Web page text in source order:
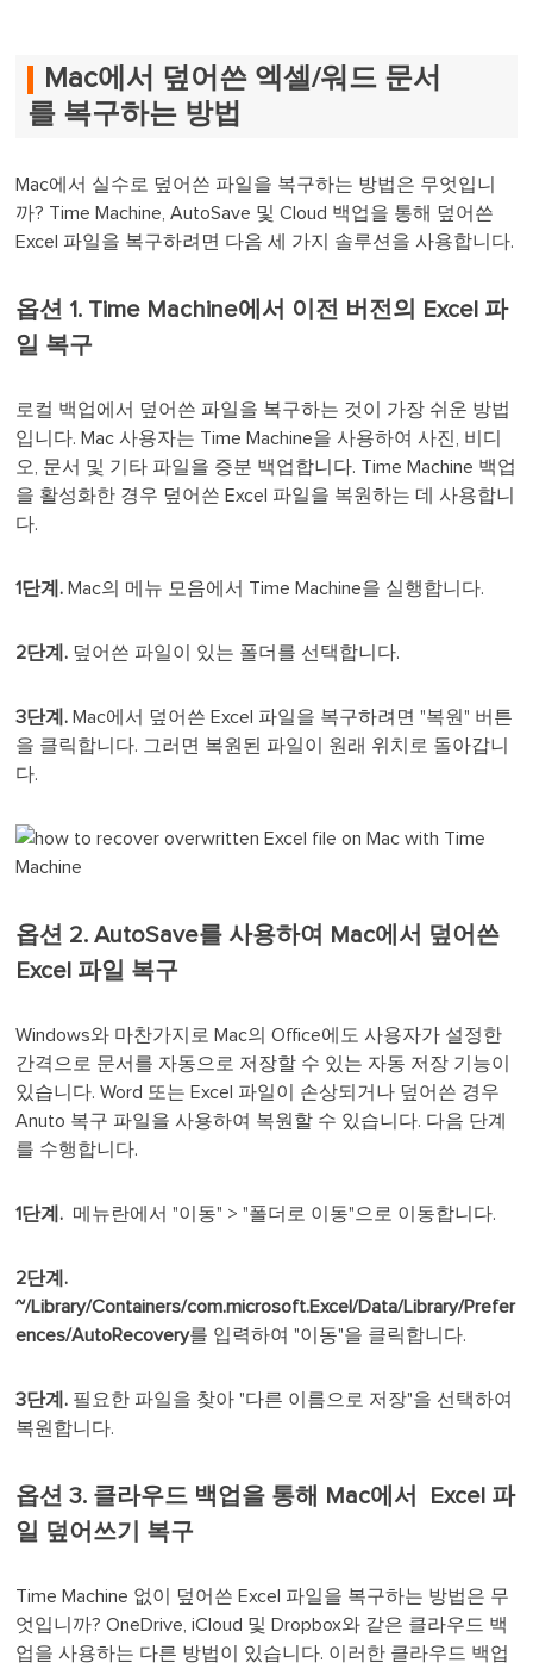
Mac에서 덮어쓴 엑셀/워드 문서
를 복구하는 방법
Mac에서 실수로 덮어쓴 파일을 복구하는 방법은 무엇입니
까? Time Machine, AutoSave 및 Cloud 백업을 통해 덮어쓴
Excel 파일을 복구하려면 다음 세 가지 솔루션을 사용합니다.
옵션 1. Time Machine에서 이전 버전의 Excel 파
일 복구
로컬 백업에서 덮어쓴 파일을 복구하는 것이 가장 쉬운 방법
입니다. Mac 사용자는 Time Machine을 사용하여 사진, 비디
오, 문서 및 기타 파일을 증분 백업합니다. Time Machine 백업
을 활성화한 경우 덮어쓴 Excel 파일을 복원하는 데 사용합니
다.
1단계. Mac의 메뉴 모음에서 Time Machine을 실행합니다.
2단계. 덮어쓴 파일이 있는 폴더를 선택합니다.
3단계. Mac에서 덮어쓴 Excel 파일을 복구하려면 "복원" 버튼
을 클릭합니다. 그러면 복원된 파일이 원래 위치로 돌아갑니
다.
옵션 2. AutoSave를 사용하여 Mac에서 덮어쓴
Excel 파일 복구
Windows와 마찬가지로 Mac의 Office에도 사용자가 설정한
간격으로 문서를 자동으로 저장할 수 있는 자동 저장 기능이
있습니다. Word 또는 Excel 파일이 손상되거나 덮어쓴 경우
Anuto 복구 파일을 사용하여 복원할 수 있습니다. 다음 단계
를 수행합니다.
1단계. 메뉴란에서 "이동" > "폴더로 이동"으로 이동합니다.
2단계.
~/Library/Containers/com.microsoft.Excel/Data/Library/Prefer
ences/AutoRecovery를 입력하여 "이동"을 클릭합니다.
3단계. 필요한 파일을 찾아 "다른 이름으로 저장"을 선택하여
복원합니다.
옵션 3. 클라우드 백업을 통해 Mac에서 Excel 파
일 덮어쓰기 복구
Time Machine 없이 덮어쓴 Excel 파일을 복구하는 방법은 무
엇입니까? OneDrive, iCloud 및 Dropbox와 같은 클라우드 백
업을 사용하는 다른 방법이 있습니다. 이러한 클라우드 백업